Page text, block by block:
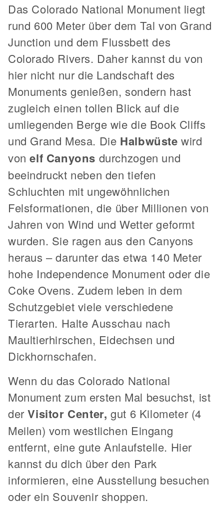
Das Colorado National Monument liegt
rund 600 Meter über dem Tal von Grand
Junction und dem Flussbett des
Colorado Rivers. Daher kannst du von
hier nicht nur die Landschaft des
Monuments genießen, sondern hast
zugleich einen tollen Blick auf die
umliegenden Berge wie die Book Cliffs
und Grand Mesa. Die Halbwüste wird
vonelf Canyons durchzogen und
beeindruckt neben den tiefen
Schluchten mit ungewöhnlichen
Felsformationen, die über Millionen von
Jahren von Wind und Wetter geformt
wurden. Sie ragen aus den Canyons
heraus – darunter das etwa 140 Meter
hohe Independence Monument oder die
Coke Ovens. Zudem leben in dem
Schutzgebiet viele verschiedene
Tierarten. Halte Ausschau nach
Maultierhirschen, Eidechsen und
Dickhornschafen.
Wenn du das Colorado National
Monument zum ersten Mal besuchst, ist
derVisitor Center, gut 6 Kilometer (4
Meilen) vom westlichen Eingang
entfernt, eine gute Anlaufstelle. Hier
kannst du dich über den Park
informieren, eine Ausstellung besuchen
oder ein Souvenir shoppen.